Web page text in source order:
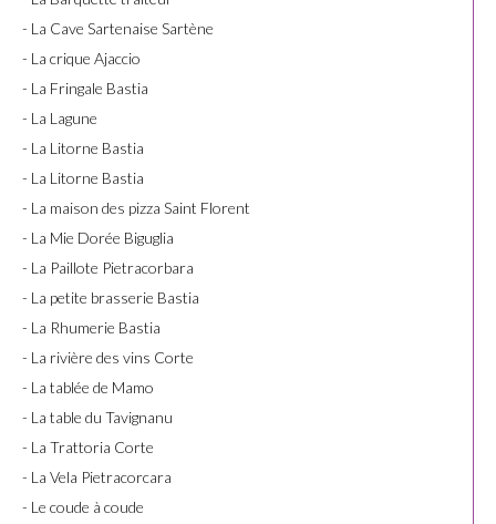
- La Cave Sartenaise Sartène
- La crique Ajaccio
- La Fringale Bastia
- La Lagune
- La Litorne Bastia
- La Litorne Bastia
- La maison des pizza Saint Florent
- La Mie Dorée Biguglia
- La Paillote Pietracorbara
- La petite brasserie Bastia
- La Rhumerie Bastia
- La rivière des vins Corte
- La tablée de Mamo
- La table du Tavignanu
- La Trattoria Corte
- La Vela Pietracorcara
- Le coude à coude